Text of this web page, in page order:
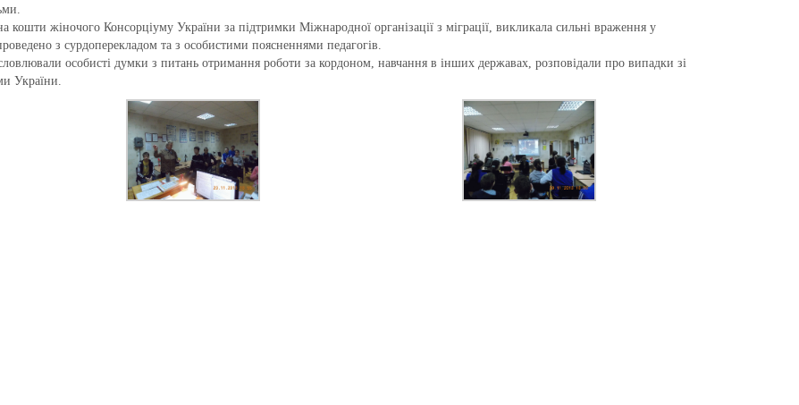
жіночого Консорціуму України за підтримки Міжнародної організації з міграції, викликала сильні враження у
з сурдоперекладом та з особистими поясненнями педагогів.
особисті думки з питань отримання роботи за кордоном, навчання в інших державах, розповідали про випадки зі
України.